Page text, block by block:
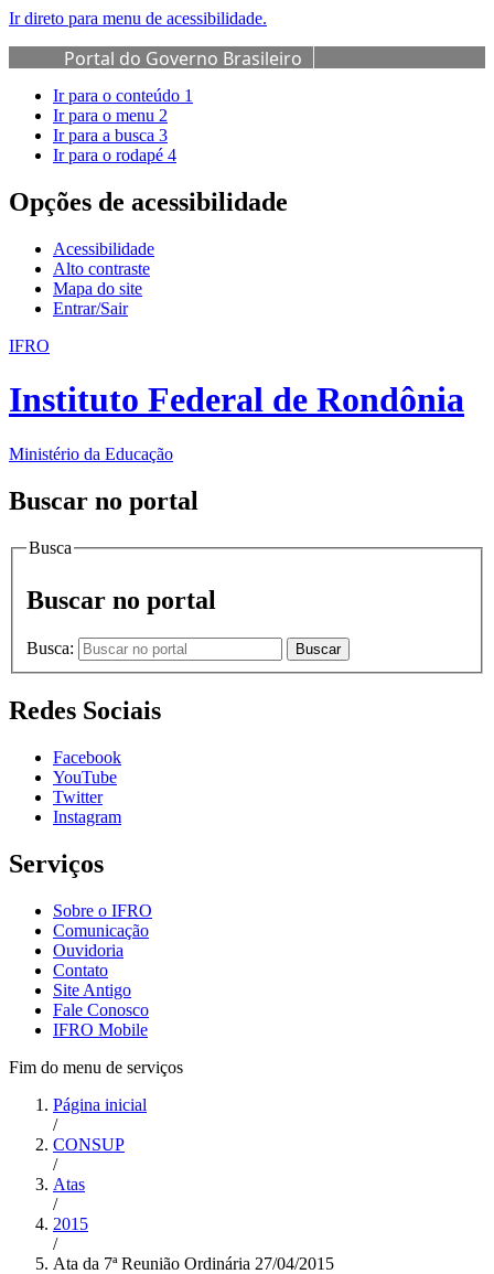
Ir direto para menu de acessibilidade.
Portal do Governo Brasileiro
Ir para o conteúdo 1
Ir para o menu 2
Ir para a busca 3
Ir para o rodapé 4
Opções de acessibilidade
Acessibilidade
Alto contraste
Mapa do site
Entrar/Sair
IFRO
Instituto Federal de Rondônia
Ministério da Educação
Buscar no portal
Busca
Buscar no portal
Busca: Buscar
Redes Sociais
Facebook
YouTube
Twitter
Instagram
Serviços
Sobre o IFRO
Comunicação
Ouvidoria
Contato
Site Antigo
Fale Conosco
IFRO Mobile
Fim do menu de serviços
Página inicial
/
CONSUP
/
Atas
/
2015
/
Ata da 7ª Reunião Ordinária 27/04/2015